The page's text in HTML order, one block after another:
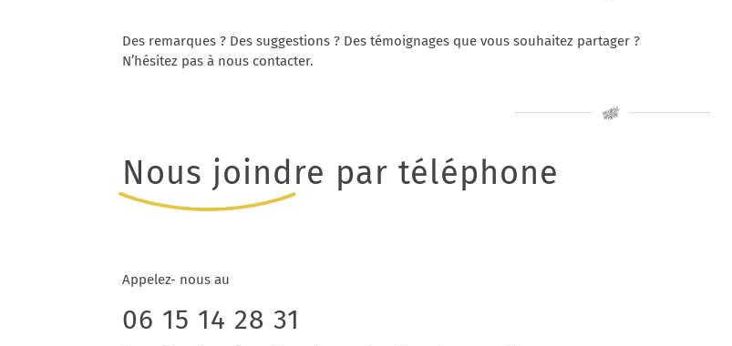
Des remarques ? Des suggestions ? Des témoignages que vous souhaitez partager ?
N’hésitez pas à nous contacter.
Nous joindre par téléphone
Appelez- nous au
06 15 14 28 31